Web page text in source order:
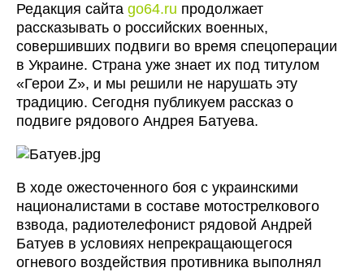
Редакция сайта go64.ru продолжает
рассказывать о российских военных,
совершивших подвиги во время спецоперации
в Украине. Страна уже знает их под титулом
«Герои Z», и мы решили не нарушать эту
традицию. Сегодня публикуем рассказ о
подвиге рядового Андрея Батуева.
В ходе ожесточенного боя с украинскими
националистами в составе мотострелкового
взвода, радиотелефонист рядовой Андрей
Батуев в условиях непрекращающегося
огневого воздействия противника выполнял